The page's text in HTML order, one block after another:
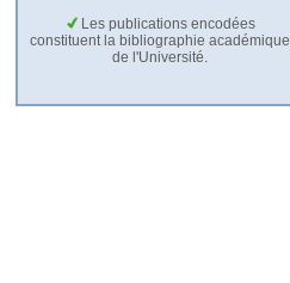
Les publications encodées
constituent la bibliographie académique
de l'Université.